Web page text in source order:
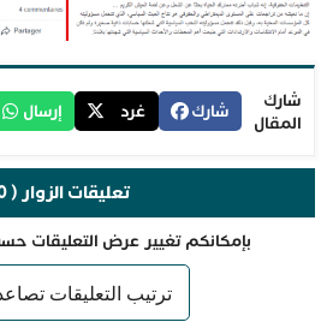
شارك
المقال
شارك غرد إرسال
تعليقات الزوار ( 0 )
بإمكانكم تغيير عرض التعليقات